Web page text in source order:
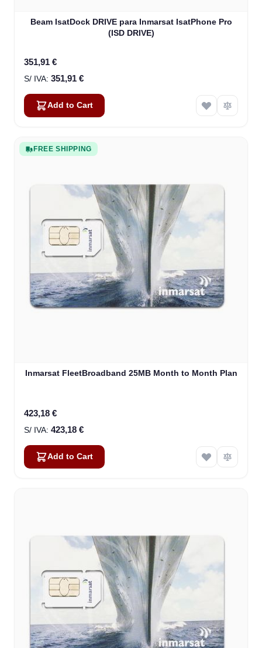
Beam IsatDock DRIVE para Inmarsat IsatPhone Pro
(ISD DRIVE)
351,91 €
351,91 €
Add to Cart
FREE SHIPPING
Inmarsat FleetBroadband 25MB Month to Month Plan
423,18 €
423,18 €
Add to Cart